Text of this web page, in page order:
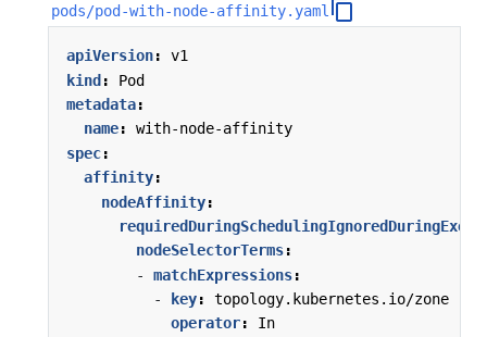
pods/pod-with-node-affinity.yaml
apiVersion:
v1
kind:
Pod
metadata:
name:
with-node-affinity
spec:
affinity:
nodeAffinity:
nodeSelectorTerms:
- matchExpressions:
-
key:
topology.kubernetes.io/zone
operator:
In